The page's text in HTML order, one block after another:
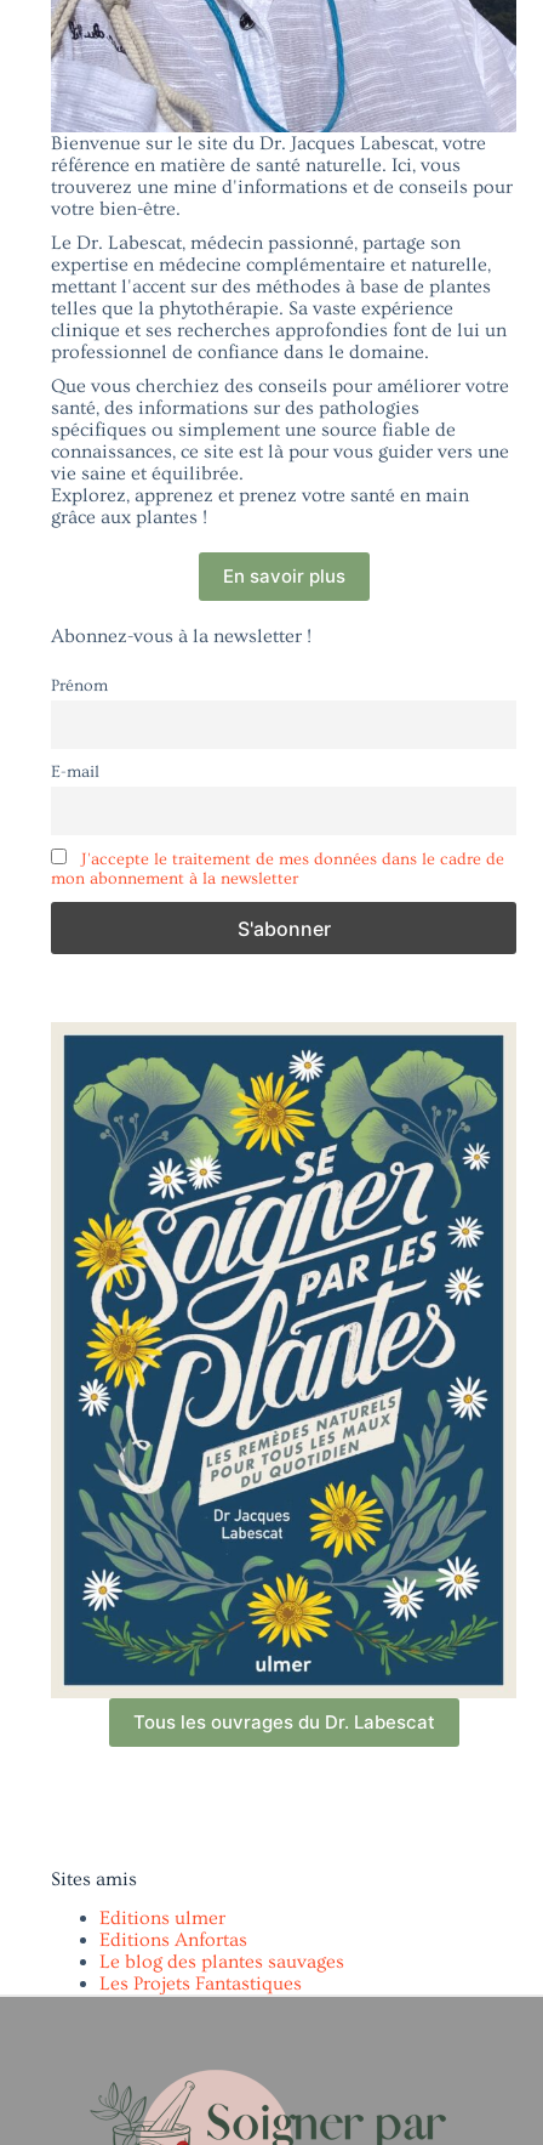
Bienvenue sur le site du Dr. Jacques Labescat, votre
référence en matière de santé naturelle. Ici, vous
trouverez une mine d'informations et de conseils pour
votre bien-être.
Le Dr. Labescat, médecin passionné, partage son
expertise en médecine complémentaire et naturelle,
mettant l'accent sur des méthodes à base de plantes
telles que la phytothérapie. Sa vaste expérience
clinique et ses recherches approfondies font de lui un
professionnel de confiance dans le domaine.
Que vous cherchiez des conseils pour améliorer votre
santé, des informations sur des pathologies
spécifiques ou simplement une source fiable de
connaissances, ce site est là pour vous guider vers une
vie saine et équilibrée.
Explorez, apprenez et prenez votre santé en main
grâce aux plantes !
En savoir plus
Abonnez-vous à la newsletter !
Prénom
E-mail
J'accepte le traitement de mes données dans le cadre de
mon abonnement à la newsletter
Tous les ouvrages du Dr. Labescat
Sites amis
Editions ulmer
Editions Anfortas
Le blog des plantes sauvages
Les Projets Fantastiques